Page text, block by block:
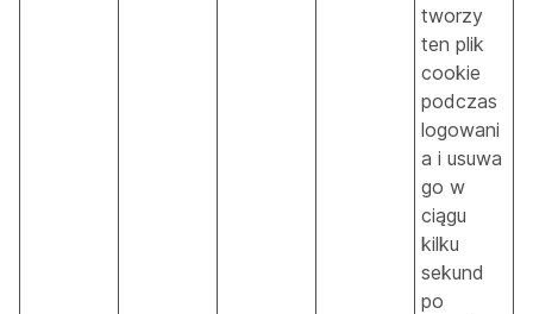
tworzy
ten plik
cookie
podczas
logowani
a i usuwa
go w
ciągu
kilku
sekund
po